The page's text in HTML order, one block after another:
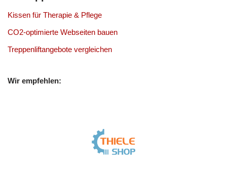
Kissen für Therapie & Pflege
CO2-optimierte Webseiten bauen
Treppenliftangebote vergleichen
Wir empfehlen: